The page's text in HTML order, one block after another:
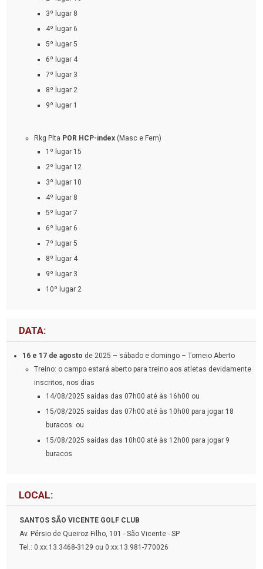
3º lugar 8
4º lugar 6
5º lugar 5
6º lugar 4
7º lugar 3
8º lugar 2
9º lugar 1
Rkg Plta POR HCP-index (Masc e Fem)
1º lugar 15
2º lugar 12
3º lugar 10
4º lugar 8
5º lugar 7
6º lugar 6
7º lugar 5
8º lugar 4
9º lugar 3
10º lugar 2
DATA:
16 e 17 de agosto de 2025 – sábado e domingo – Torneio Aberto
Treino: o campo estará aberto para treino aos atletas devidamente
inscritos, nos dias
14/08/2025 saídas das 07h00 até às 16h00 ou
15/08/2025 saídas das 07h00 até às 10h00 para jogar 18
buracos ou
15/08/2025 saídas das 10h00 até às 12h00 para jogar 9
buracos
LOCAL:
SANTOS SÃO VICENTE GOLF CLUB
Av. Pérsio de Queiroz Filho, 101 - São Vicente - SP
Tel.: 0.xx.13.3468-3129 ou 0.xx.13.981-770026